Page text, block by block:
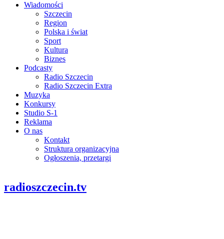
Wiadomości
Szczecin
Region
Polska i świat
Sport
Kultura
Biznes
Podcasty
Radio Szczecin
Radio Szczecin Extra
Muzyka
Konkursy
Studio S-1
Reklama
O nas
Kontakt
Struktura organizacyjna
Ogłoszenia, przetargi
radioszczecin.tv